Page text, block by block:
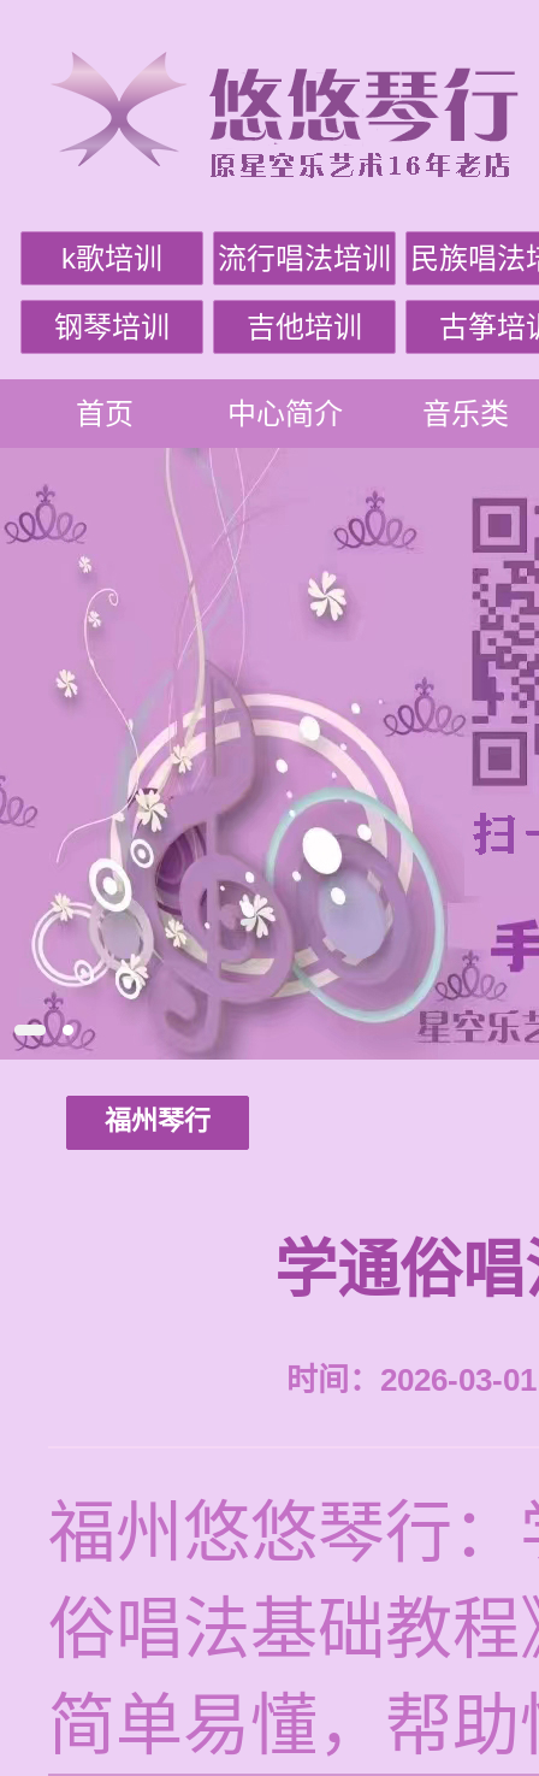
k歌培训 流行唱法培训 民族唱法
钢琴培训 吉他培训 古筝培
首页 中心简介 音乐类
福州琴行
学通俗
时间：2026-03-
福州悠悠琴行
俗唱法基础教
简单易懂，帮